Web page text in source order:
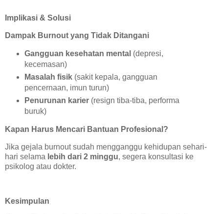
Implikasi & Solusi
Dampak Burnout yang Tidak Ditangani
Gangguan kesehatan mental (depresi,
kecemasan)
Masalah fisik(sakit kepala, gangguan
pencernaan, imun turun)
Penurunan karier(resign tiba-tiba, performa
buruk)
Kapan Harus Mencari Bantuan Profesional?
Jika gejala burnout sudah mengganggu kehidupan sehari-
hari selama lebih dari 2 minggu, segera konsultasi ke
psikolog atau dokter.
Kesimpulan